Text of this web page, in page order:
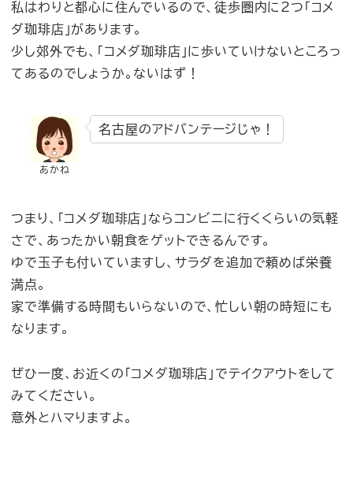
私はわりと都心に住んでいるので、徒歩圏内に2つ「コメ
ダ珈琲店」があります。
少し郊外でも、「コメダ珈琲店」に歩いていけないところっ
てあるのでしょうか。ないはず！
あかね
名古屋のアドバンテージじゃ！
つまり、「コメダ珈琲店」ならコンビニに行くくらいの気軽
さで、あったかい朝食をゲットできるんです。
ゆで玉子も付いていますし、サラダを追加で頼めば栄養
満点。
家で準備する時間もいらないので、忙しい朝の時短にも
なります。
ぜひ一度、お近くの「コメダ珈琲店」でテイクアウトをして
みてください。
意外とハマりますよ。